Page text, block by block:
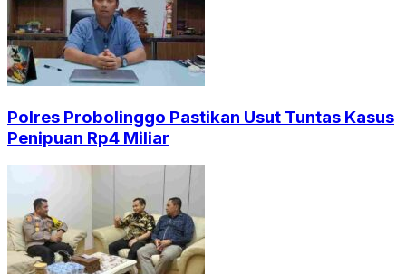
Polres Probolinggo Pastikan Usut Tuntas Kasus
Penipuan Rp4 Miliar